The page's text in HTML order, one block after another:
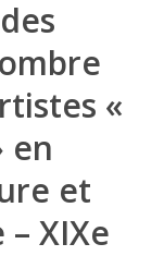
«
en
et
XIXe